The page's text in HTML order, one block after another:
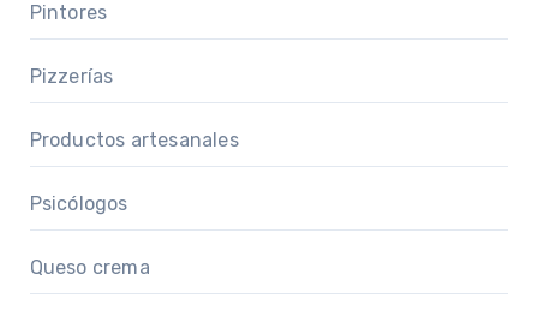
Pintores
Pizzerías
Productos artesanales
Psicólogos
Queso crema